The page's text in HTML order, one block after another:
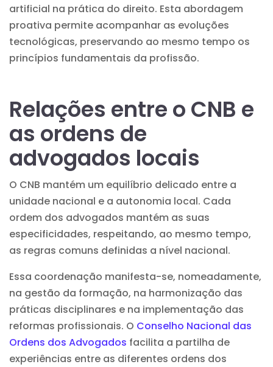
artificial na prática do direito. Esta abordagem
proativa permite acompanhar as evoluções
tecnológicas, preservando ao mesmo tempo os
princípios fundamentais da profissão.
Relações entre o CNB e
as ordens de
advogados locais
O CNB mantém um equilíbrio delicado entre a
unidade nacional e a autonomia local. Cada
ordem dos advogados mantém as suas
especificidades, respeitando, ao mesmo tempo,
as regras comuns definidas a nível nacional.
Essa coordenação manifesta-se, nomeadamente,
na gestão da formação, na harmonização das
práticas disciplinares e na implementação das
reformas profissionais. O Conselho Nacional das
Ordens dos Advogados facilita a partilha de
experiências entre as diferentes ordens dos